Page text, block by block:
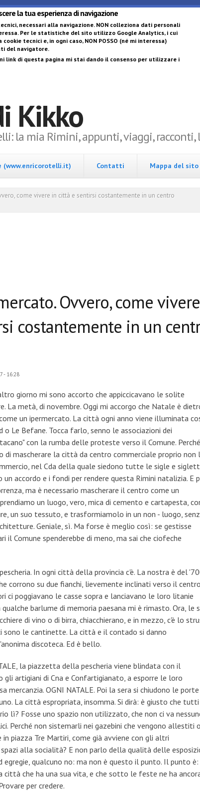
la tua esperienza di navigazione
necessari alla navigazione.NON colleziona dati personali
Per le statistiche del sito utilizzo Google Analytics, i cui
tecnici e, in ogni caso, NON POSSO (né mi interessa)
del navigatore.
link di questa pagina mi stai dando il consenso per utilizzare i
Kikko
la mia Rimini, appunti, viaggi,
(www.enricorotelli.it) Contatti Mappa del sito
come vivere in città e sentirsi costantemente in un centro
Ovvero, come vivere
costantemente in un
- 16:28
giorno mi sono accorto che appiccicavano le solite
La metà, di novembre. Oggi mi accorgo che Natale è
un ipermercato. La città ogni anno viene illuminata
Le Befane. Tocca farlo, senno le associazioni dei
con la rumba delle proteste verso il Comune.
di mascherare la città da centro commerciale proprio non
nel Cda della quale siedono tutte le sigle e
accordo e i fondi per rendere questa Rimini natalizia. E
ma è necessario mascherare il centro come un
un luogo, vero, mica di cemento e cartapesta,
un suo tessuto, e trasformiamolo in un non - luogo,
Geniale, sì. Ma forse è meglio così: se gestisse
il Comune spenderebbe di meno, ma sai che ciofeche
In ogni città della provincia c'è. La nostra è del
corrono su due fianchi, lievemente inclinati verso il
ci poggiavano le casse sopra e lanciavano le loro litanie
barlume di memoria paesana mi è rimasto. Ora, le
di vino o di birra, chiacchierano, e in mezzo, c'è lo
sono le cantinette. La città e il contado si danno
discoteca. Ed è bello.
la piazzetta della pescheria viene blindata con il
artigiani di Cna e Confartigianato, a esporre le loro
mercanzia. OGNI NATALE. Poi la sera si chiudono le
La città espropriata, insomma. Si dirà: è giusto che tutti
lì? Fosse uno spazio non utilizzato, che non ci va
Perché non sistemarli nei gazebini che vengono allestiti
piazza Tre Martiri, come già avviene con gli altri
alla socialità? E non parlo della qualità delle
egregie, qualcuno no: ma non è questo il punto. Il punto è:
città che ha una sua vita, e che sotto le feste ne ha
per credere.